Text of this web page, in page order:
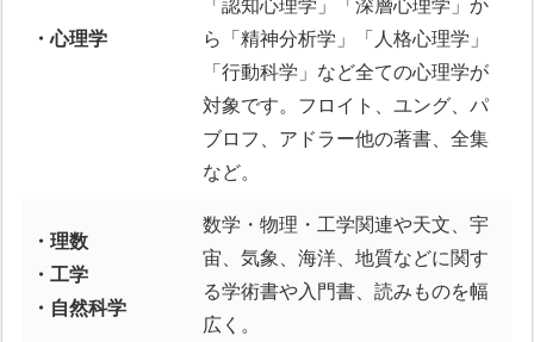
・心理学
「認知心理学」「深層心理学」か
ら「精神分析学」「人格心理学」
「行動科学」など全ての心理学が
対象です。フロイト、ユング、パ
ブロフ、アドラー他の著書、全集
など。
・理数
・工学
・自然科学
数学・物理・工学関連や天文、宇
宙、気象、海洋、地質などに関す
る学術書や入門書、読みものを幅
広く。